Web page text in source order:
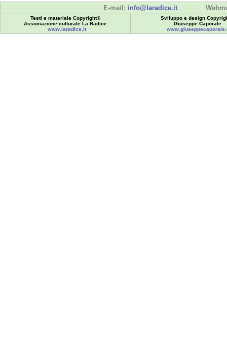
E-mail: info@laradice.it
Testi e materiale Copyright©
Associazione culturale La Radice
www.laradice.it
Sviluppo e design
Giuseppe Caporale